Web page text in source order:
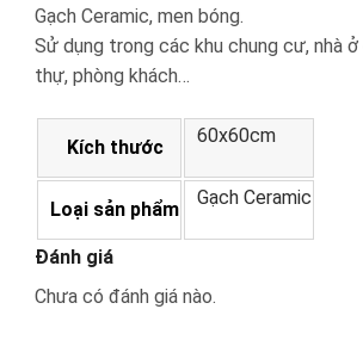
Gạch Ceramic, men bóng.
Sử dụng trong các khu chung cư, nhà
thự, phòng khách…
Kích thước
60x60cm
Loại sản phẩm
Gạch Ceramic
Đánh giá
Chưa có đánh giá nào.